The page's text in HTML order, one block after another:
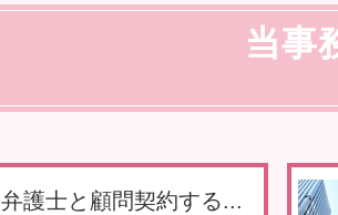
当事
弁護士と顧問契約する...